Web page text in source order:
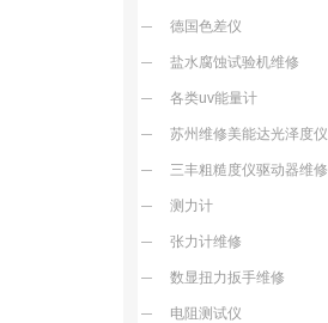
德国色差仪
盐水腐蚀试验机维修
各类uv能量计
苏州维修美能达光泽度仪
三丰粗糙度仪驱动器维修
测力计
张力计维修
数显扭力扳手维修
电阻测试仪